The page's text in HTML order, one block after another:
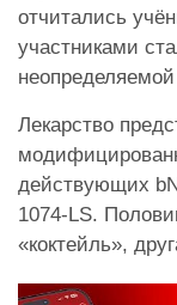
отчитались
участниками
неопределяемой
Лекарство
действующих
1074-LS.
«коктейль»,